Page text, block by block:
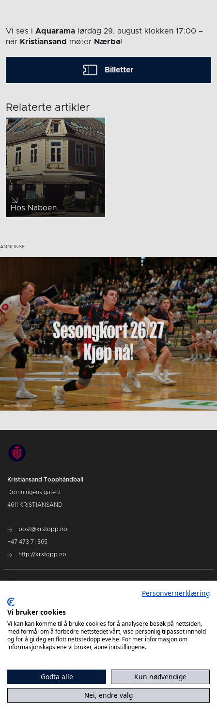
Vi ses i Aquarama lørdag 29. august klokken 17:00 –
når Kristiansand møter Nærbø!
Billetter
Relaterte artikler
Hos Naboen
Kristiansand Topphåndball
Dronningens gate 2
4611 KRISTIANSAND
post@krstopp.no
+47 473 71 365
http://krstopp.no
Kommende kamper
Tabell
Personvernerklæring
Vi bruker cookies
Vi kan kan komme til å bruke cookies for å analysere besøk på nettsiden,
med formål om å forbedre nettstedet vårt, vise personlig tilpasset innhold
og for å gi deg en flott nettstedopplevelse. For mer informasjon om
informasjonskapslene vi bruker, åpne innstillingene.
Godta alle
Kun nødvendige
Nei, endre valg